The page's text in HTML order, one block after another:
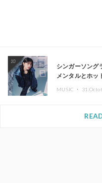
10
シンガーソング
メンタルとホッ
MUSIC ・